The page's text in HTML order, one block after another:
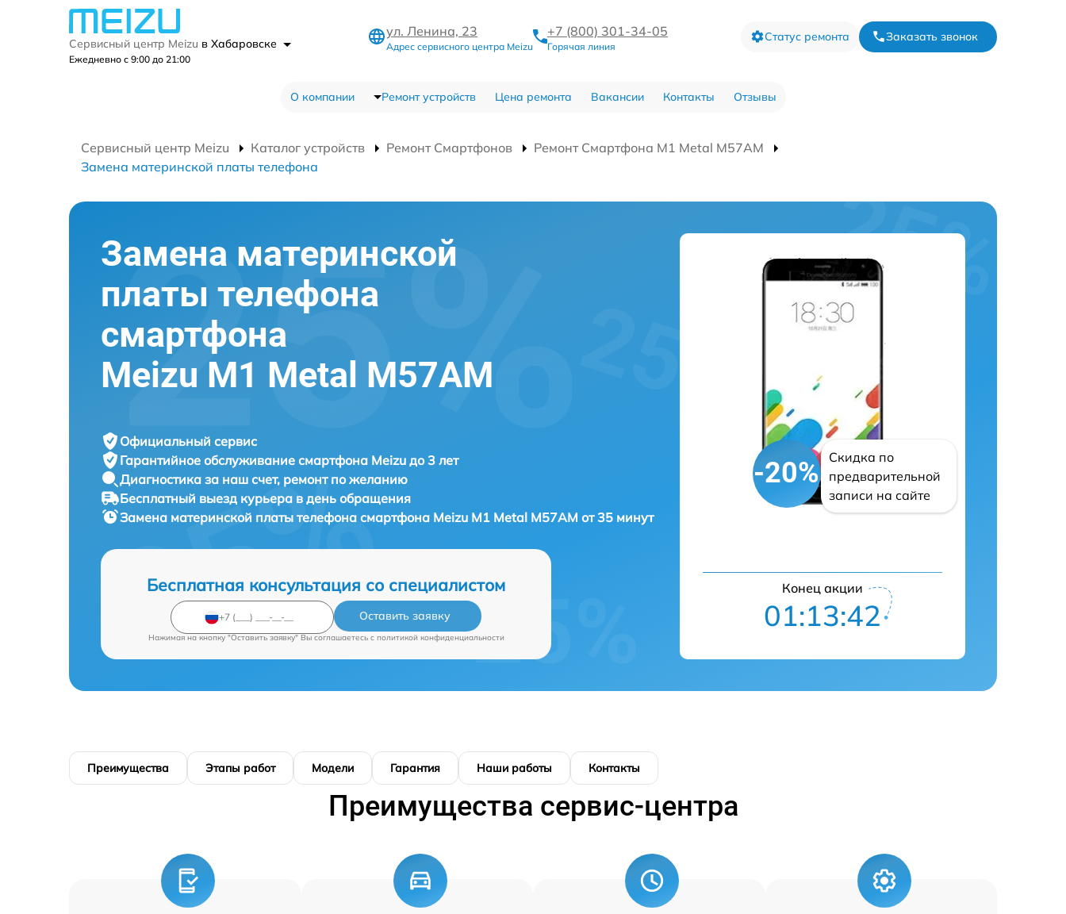
Сервисный центр Meizu в Хабаровске
Ежедневно с 9:00 до 21:00
ул. Ленина, 23
Адрес сервисного центра Meizu
+7 (800) 301-34-05
Горячая линия
Статус ремонта Заказать звонок
О компании Ремонт устройств Цена ремонта Вакансии Контакты Отзывы
Сервисный центр Meizu Каталог устройств Ремонт Смартфонов
Ремонт Смартфона M1 Metal M57AM
Замена материнской платы телефона
Замена материнской
платы телефона
смартфона
Meizu M1 Metal M57AM
Официальный сервис
Гарантийное обслуживание смартфона Meizu до 3 лет
Диагностика за наш счет, ремонт по желанию
Бесплатный выезд курьера в день обращения
Замена материнской платы телефона смартфона Meizu M1 Metal M57AM от 35 минут
Бесплатная консультация со специалистом
Оставить заявку
Нажимая на кнопку "Оставить заявку" Вы соглашаетесь c политикой конфиденциальности
-20%
Скидка по
предварительной
записи на сайте
Конец акции
01:13:41
Преимущества Этапы работ Модели Гарантия Наши работы Контакты
Преимущества сервис-центра